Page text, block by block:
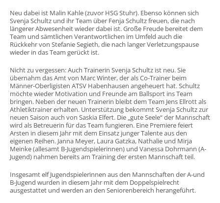
Neu dabei ist Malin Kahle (zuvor HSG Stuhr). Ebenso können sich
Svenja Schultz und ihr Team über Fenja Schultz freuen, die nach
längerer Abwesenheit wieder dabei ist. Große Freude bereitet dem
Team und sämtlichen Verantwortlichen im Umfeld auch die
Rückkehr von Stefanie Segieth, die nach langer Verletzungspause
wieder in das Team gerückt ist.
Nicht zu vergessen: Auch Trainerin Svenja Schultz ist neu. Sie
übernahm das Amt von Marc Winter, der als Co-Trainer beim
Männer-Oberligisten ATSV Habenhausen angeheuert hat. Schultz
möchte wieder Motivation und Freunde am Ballsport ins Team
bringen. Neben der neuen Trainerin bleibt dem Team Jens Ellrott als
Athletiktrainer erhalten. Unterstützung bekommt Svenja Schultz zur
neuen Saison auch von Saskia Elfert. Die „gute Seele“ der Mannschaft
wird als Betreuerin für das Team fungieren. Eine Premiere feiert
Arsten in diesem Jahr mit dem Einsatz junger Talente aus den
eigenen Reihen. Janna Meyer, Laura Gatzka, Nathalie und Mirja
Meinke (allesamt B-Jugendspielerinnen) und Vanessa Dohrmann (A-
Jugend) nahmen bereits am Training der ersten Mannschaft teil.
Insgesamt elf Jugendspielerinnen aus den Mannschaften der A-und
B-Jugend wurden in diesem Jahr mit dem Doppelspielrecht
ausgestattet und werden an den Seniorenbereich herangeführt.